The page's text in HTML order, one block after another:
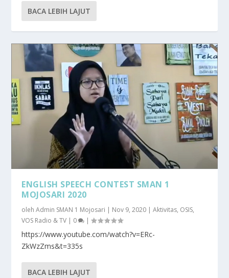
BACA LEBIH LAJUT
ENGLISH SPEECH CONTEST SMAN 1
MOJOSARI 2020
olehAdmin SMAN 1 Mojosari | Nov 9, 2020 |Aktivitas, OSIS,
VOS Radio & TV | 0 |
https://www.youtube.com/watch?v=ERc-
ZkWzZms&t=335s
BACA LEBIH LAJUT